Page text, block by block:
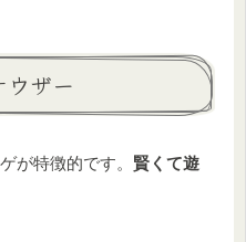
ザー
が特徴的です。 賢くて遊